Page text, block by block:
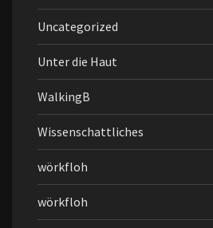
Uncategorized
Unter die Haut
WalkingB
Wissenschattliches
wörkfloh
wörkfloh